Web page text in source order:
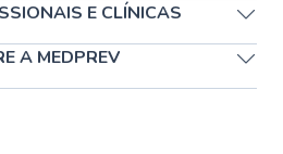
E CLÍNICAS
A MEDPREV